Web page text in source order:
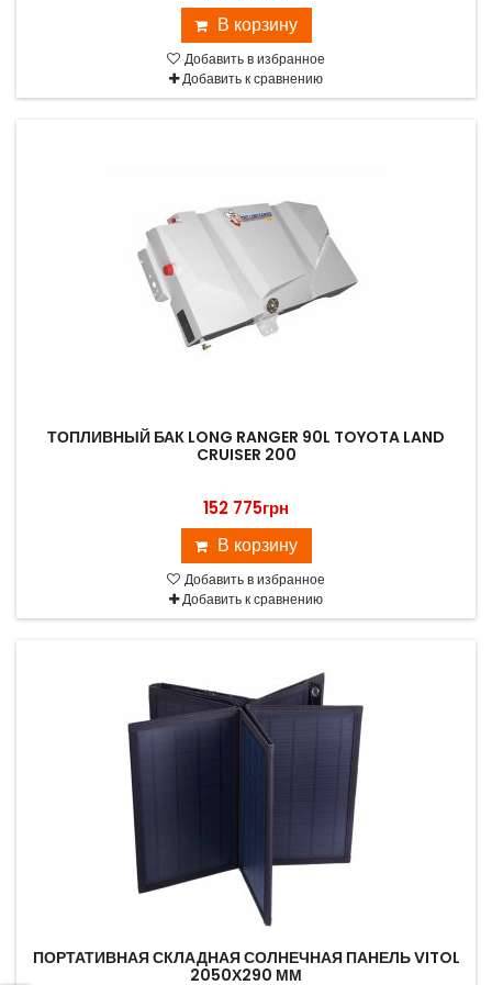
В корзину
Добавить в избранное
Добавить к сравнению
ТОПЛИВНЫЙ БАК LONG RANGER 90L TOYOTA LAND
CRUISER 200
152 775грн
В корзину
Добавить в избранное
Добавить к сравнению
ПОРТАТИВНАЯ СКЛАДНАЯ СОЛНЕЧНАЯ ПАНЕЛЬ VITOL
2050Х290 ММ